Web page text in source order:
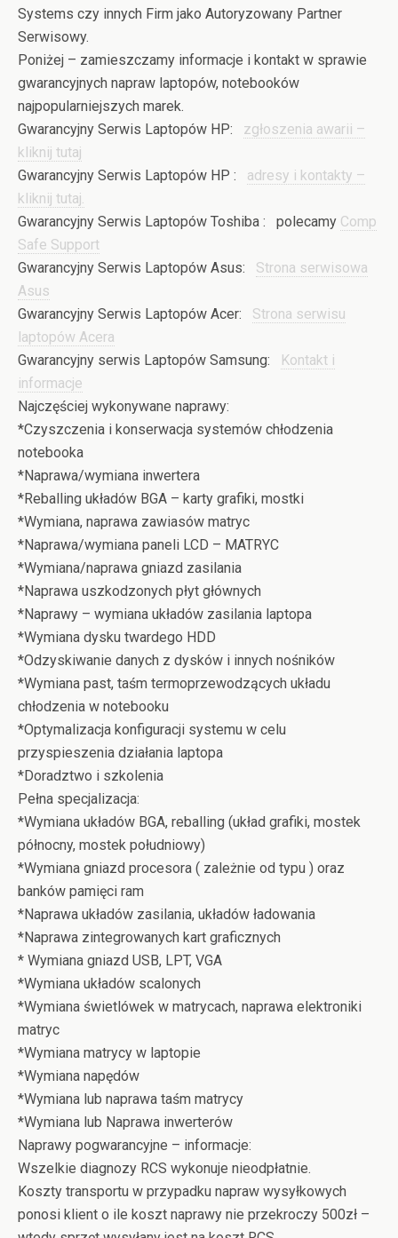
Systems czy innych Firm jako Autoryzowany Partner
Serwisowy.
Poniżej – zamieszczamy informacje i kontakt w sprawie
gwarancyjnych napraw laptopów, notebooków
najpopularniejszych marek.
Gwarancyjny Serwis Laptopów HP: zgłoszenia awarii –
kliknij tutaj
Gwarancyjny Serwis Laptopów HP : adresy i kontakty –
kliknij tutaj.
Gwarancyjny Serwis Laptopów Toshiba : polecamy Comp
Safe Support
Gwarancyjny Serwis Laptopów Asus: Strona serwisowa
Asus
Gwarancyjny Serwis Laptopów Acer: Strona serwisu
laptopów Acera
Gwarancyjny serwis Laptopów Samsung:
Kontakt i
informacje
Najczęściej wykonywane naprawy:
*Czyszczenia i konserwacja systemów chłodzenia
notebooka
*Naprawa/wymiana inwertera
*Reballing układów BGA – karty grafiki, mostki
*Wymiana, naprawa zawiasów matryc
*Naprawa/wymiana paneli LCD – MATRYC
*Wymiana/naprawa gniazd zasilania
*Naprawa uszkodzonych płyt głównych
*Naprawy – wymiana układów zasilania laptopa
*Wymiana dysku twardego HDD
*Odzyskiwanie danych z dysków i innych nośników
*Wymiana past, taśm termoprzewodzących układu
chłodzenia w notebooku
*Optymalizacja konfiguracji systemu w celu
przyspieszenia działania laptopa
*Doradztwo i szkolenia
Pełna specjalizacja:
*Wymiana układów BGA, reballing (układ grafiki, mostek
północny, mostek południowy)
*Wymiana gniazd procesora ( zależnie od typu ) oraz
banków pamięci ram
*Naprawa układów zasilania, układów ładowania
*Naprawa zintegrowanych kart graficznych
* Wymiana gniazd USB, LPT, VGA
*Wymiana układów scalonych
*Wymiana świetlówek w matrycach, naprawa elektroniki
matryc
*Wymiana matrycy w laptopie
*Wymiana napędów
*Wymiana lub naprawa taśm matrycy
*Wymiana lub Naprawa inwerterów
Naprawy pogwarancyjne – informacje:
Wszelkie diagnozy RCS wykonuje nieodpłatnie.
Koszty transportu w przypadku napraw wysyłkowych
ponosi klient o ile koszt naprawy nie przekroczy 500zł –